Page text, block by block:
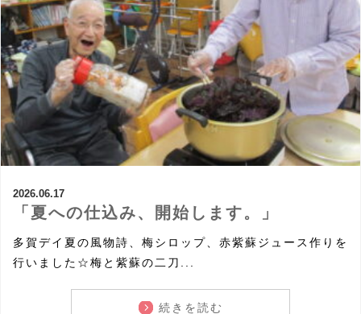
2026.06.17
「夏への仕込み、開始します。」
多賀デイ夏の風物詩、梅シロップ、赤紫蘇ジュース作りを
行いました☆梅と紫蘇の二刀...
続きを読む